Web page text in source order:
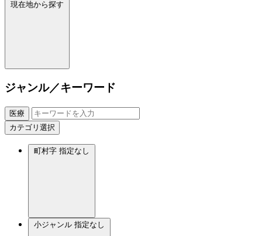
現在地から探す
ジャンル／キーワード
医療
カテゴリ選択
町村字 指定なし
小ジャンル 指定なし